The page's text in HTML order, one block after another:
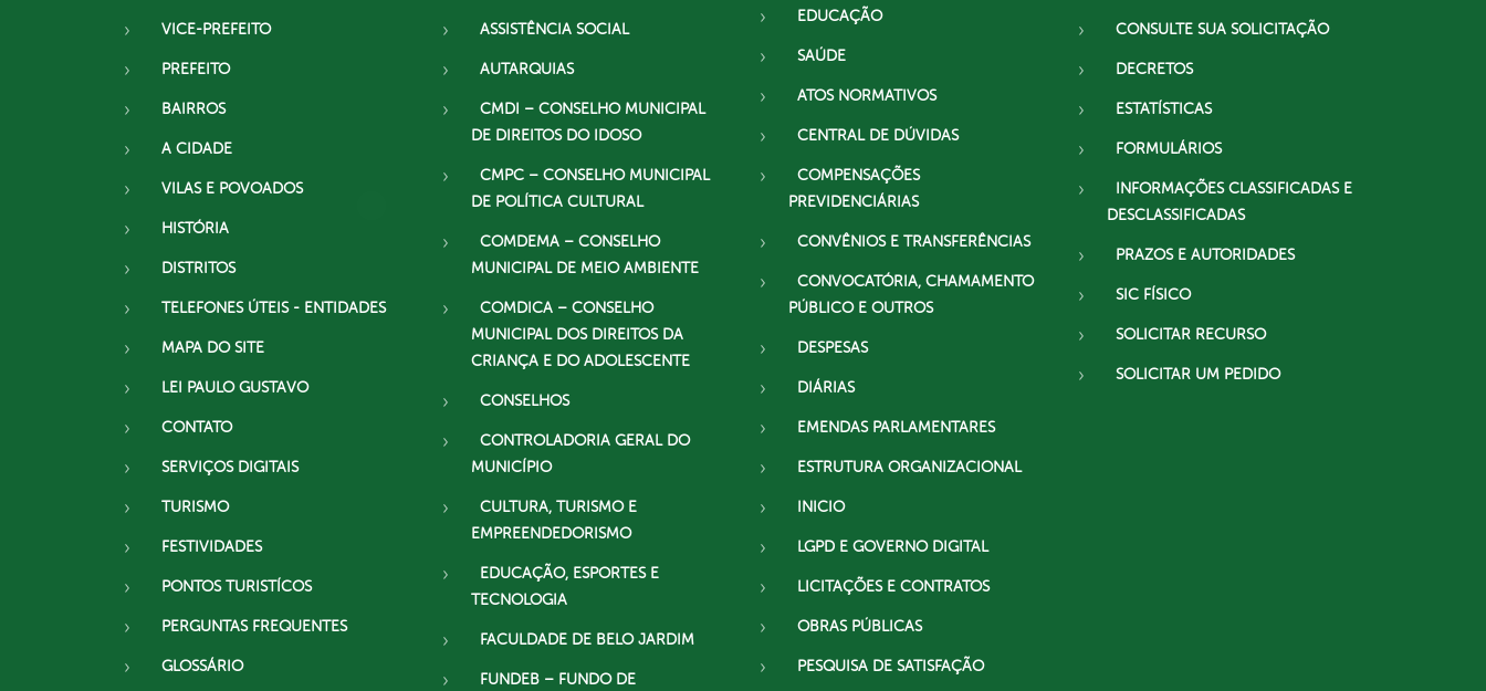
VICE-PREFEITO
PREFEITO
BAIRROS
A CIDADE
VILAS E POVOADOS
HISTÓRIA
DISTRITOS
TELEFONES ÚTEIS - ENTIDADES
MAPA DO SITE
LEI PAULO GUSTAVO
CONTATO
SERVIÇOS DIGITAIS
TURISMO
FESTIVIDADES
PONTOS TURISTÍCOS
PERGUNTAS FREQUENTES
GLOSSÁRIO
ASSISTÊNCIA SOCIAL
AUTARQUIAS
CMDI – CONSELHO MUNICIPAL
DE DIREITOS DO IDOSO
CMPC – CONSELHO MUNICIPAL
DE POLÍTICA CULTURAL
COMDEMA – CONSELHO
MUNICIPAL DE MEIO AMBIENTE
COMDICA – CONSELHO
MUNICIPAL DOS DIREITOS DA
CRIANÇA E DO ADOLESCENTE
CONSELHOS
CONTROLADORIA GERAL DO
MUNICÍPIO
CULTURA, TURISMO E
EMPREENDEDORISMO
EDUCAÇÃO, ESPORTES E
TECNOLOGIA
FACULDADE DE BELO JARDIM
FUNDEB – FUNDO DE
EDUCAÇÃO
SAÚDE
ATOS NORMATIVOS
CENTRAL DE DÚVIDAS
COMPENSAÇÕES
PREVIDENCIÁRIAS
CONVÊNIOS E TRANSFERÊNCIAS
CONVOCATÓRIA, CHAMAMENTO
PÚBLICO E OUTROS
DESPESAS
DIÁRIAS
EMENDAS PARLAMENTARES
ESTRUTURA ORGANIZACIONAL
INICIO
LGPD E GOVERNO DIGITAL
LICITAÇÕES E CONTRATOS
OBRAS PÚBLICAS
PESQUISA DE SATISFAÇÃO
CONSULTE SUA SOLICITAÇÃO
DECRETOS
ESTATÍSTICAS
FORMULÁRIOS
INFORMAÇÕES CLASSIFICADAS E
DESCLASSIFICADAS
PRAZOS E AUTORIDADES
SIC FÍSICO
SOLICITAR RECURSO
SOLICITAR UM PEDIDO